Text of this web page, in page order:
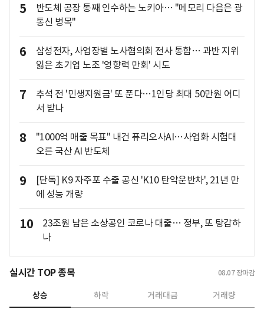
5
반도체 공장 통째 인수하는 노키아… "메모리 다음은 광
통신 병목"
6
삼성전자, 사업장별 노사협의회 전사 통합… 과반 지위
잃은 초기업 노조 '영향력 만회' 시도
7
추석 전 '민생지원금' 또 푼다…1인당 최대 50만원 어디
서 받나
8
"1000억 매출 목표" 내건 퓨리오사AI…사업화 시험대
오른 국산 AI 반도체
9
[단독] K9 자주포 수출 공신 'K10 탄약운반차', 21년 만
에 성능 개량
10
23조원 남은 소상공인 코로나 대출… 정부, 또 탕감하
나
실시간 TOP 종목 08.07 장마감
상승 하락 거래대금 거래량